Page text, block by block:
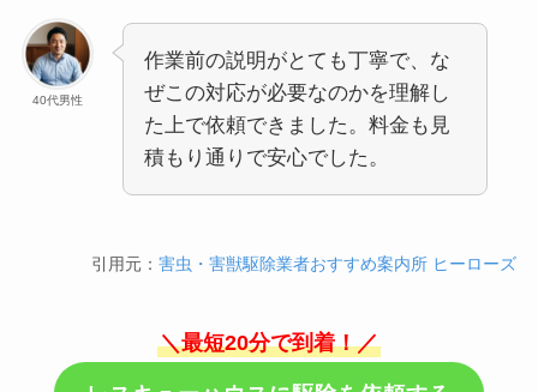
40代男性
作業前の説明がとても丁寧で、な
ぜこの対応が必要なのかを理解し
た上で依頼できました。料金も見
積もり通りで安心でした。
引用元：害虫・害獣駆除業者おすすめ案内所 ヒーローズ
＼最短20分で到着！／